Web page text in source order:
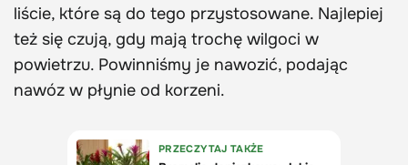
liście, które są do tego przystosowane. Najlepiej
też się czują, gdy mają trochę wilgoci w
powietrzu. Powinniśmy je nawozić, podając
nawóz w płynie od korzeni.